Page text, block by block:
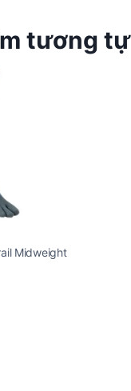
tương tự
Midweight